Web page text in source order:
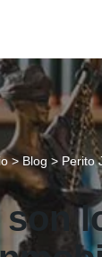
>Blog > Perito
son